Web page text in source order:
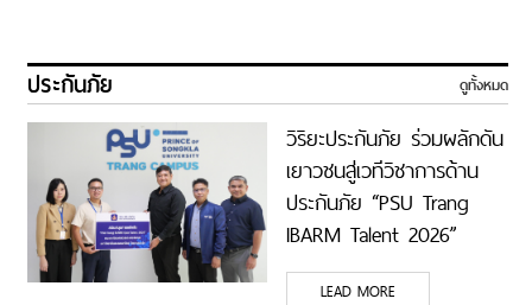
ประกันภัย ดูทั้งหมด
วิริยะประกันภัย ร่วมผลักดัน
เยาวชนสู่เวทีวิชาการด้าน
ประกันภัย “PSU Trang
IBARM Talent 2026”
ม.อ.ตรัง
LEAD MORE